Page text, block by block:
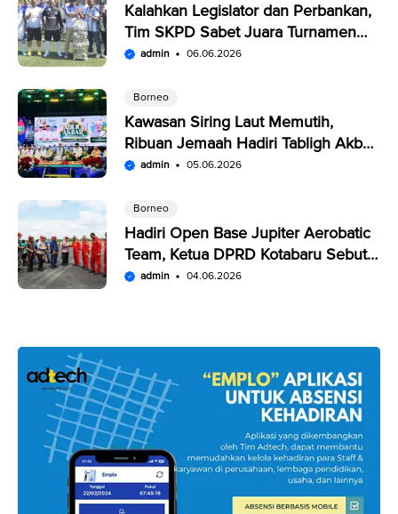
Kalahkan Legislator dan Perbankan,
Tim SKPD Sabet Juara Turnamen
Segitiga Kotabaru
admin 06.06.2026
Borneo
Kawasan Siring Laut Memutih,
Ribuan Jemaah Hadiri Tabligh Akbar
HUT Kabupaten Kotabaru
admin 05.06.2026
Borneo
Hadiri Open Base Jupiter Aerobatic
Team, Ketua DPRD Kotabaru Sebut
Penampilan JAT Luar Biasa
admin 04.06.2026